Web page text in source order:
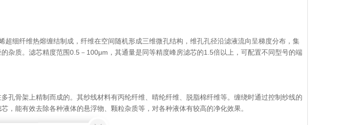
超细纤维热熔缠结制成，纤维在空间随机形成三维微孔结构，维孔孔径沿滤液流向呈梯度分布，集
杂质。滤芯精度范围0.5－100μm，其通量是同等精度峰房滤芯的1.5倍以上，可配置不同型号的端
孔骨架上精制而成的。其纱线材料有丙纶纤维、晴纶纤维、脱脂棉纤维等。缠绕时通过控制纱线的
，能有效去除各种液体的悬浮物、颗粒杂质等，对各种液体有较高的净化效果。